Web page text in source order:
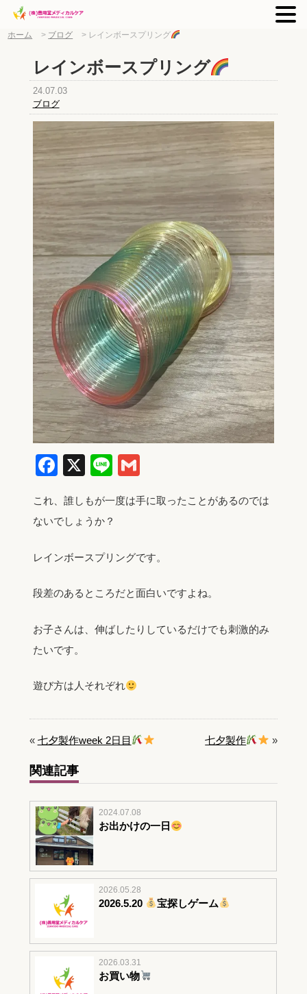
ホーム > ブログ > レインボースプリング
レインボースプリング
24.07.03
ブログ
Facebook
X Line
これ、誰しもが一度は手に取ったことがあるのでは
ないでしょうか？
レインボースプリングです。
段差のあるところだと面白いですよね。
お子さんは、伸ばしたりしているだけでも刺激的み
たいです。
遊び方は人それぞれ
« 七夕製作week 2日目 七夕製作 »
関連記事
2024.07.08
お出かけの一日
2026.05.28
2026.5.20 宝探しゲーム
2026.03.31
お買い物